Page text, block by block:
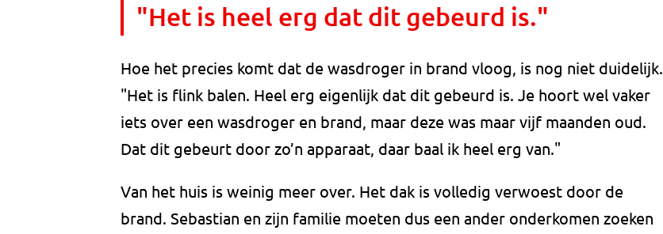
"Het is heel erg dat dit gebeurd is."
Hoe het precies komt dat de wasdroger in brand vloog, is nog niet duidelijk.
"Het is flink balen. Heel erg eigenlijk dat dit gebeurd is. Je hoort wel vaker
iets over een wasdroger en brand, maar deze was maar vijf maanden oud.
Dat dit gebeurt door zo’n apparaat, daar baal ik heel erg van."
Van het huis is weinig meer over. Het dak is volledig verwoest door de
brand. Sebastian en zijn familie moeten dus een ander onderkomen zoeken